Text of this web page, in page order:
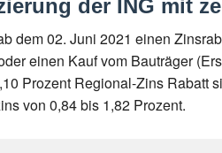
der ING mit
dem 02. Juni 2021 einen
einen Kauf vom Bauträger
Prozent Regional-Zins Rabatt
von 0,84 bis 1,82 Prozent.